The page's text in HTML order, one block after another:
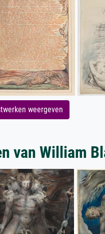
weergeven
van William